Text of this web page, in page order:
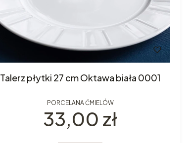
Talerz płytki 27 cm Oktawa biała 0001
PORCELANA ĆMIELÓW
Cena
33,00 zł